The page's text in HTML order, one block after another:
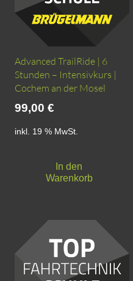
Advanced TrailRide | 6
Stunden – Intensivkurs |
Cochem an der Mosel
99,00 €
inkl. 19 % MwSt.
In den
Warenkorb